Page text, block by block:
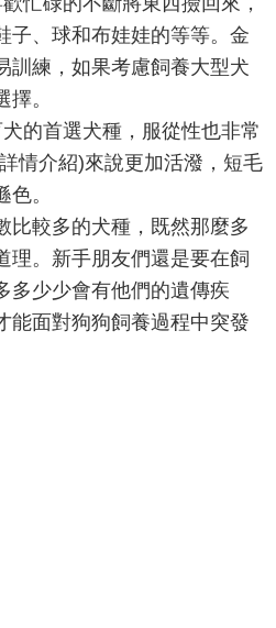
子、球和布娃娃的等等。金
訓練，如果考慮飼養大型犬
。
的首選犬種，服從性也非常
情介紹)來說更加活潑，短毛
。
較多的犬種，既然那麼多
理。新手朋友們還是要在飼
多少少會有他們的遺傳疾
能面對狗狗飼養過程中突發